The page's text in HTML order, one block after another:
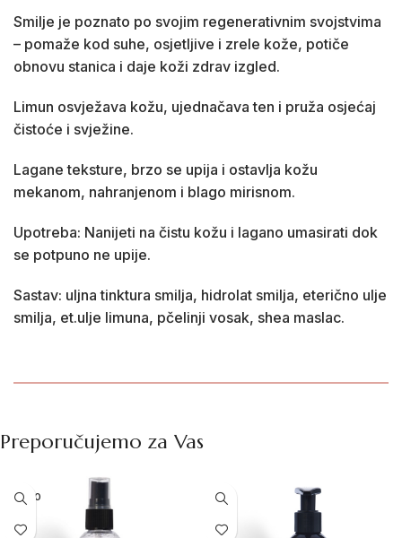
Smilje je poznato po svojim regenerativnim svojstvima
– pomaže kod suhe, osjetljive i zrele kože, potiče
obnovu stanica i daje koži zdrav izgled.
Limun osvježava kožu, ujednačava ten i pruža osjećaj
čistoće i svježine.
Lagane teksture, brzo se upija i ostavlja kožu
mekanom, nahranjenom i blago mirisnom.
Upotreba: Nanijeti na čistu kožu i lagano umasirati dok
se potpuno ne upije.
Sastav: uljna tinktura smilja, hidrolat smilja, eterično ulje
smilja, et.ulje limuna, pčelinji vosak, shea maslac.
Preporučujemo za Vas
NOVO